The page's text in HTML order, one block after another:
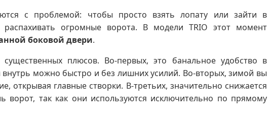
с проблемой: чтобы просто взять лопату или зайти в
распахивать огромные ворота. В модели TRIO этот момент
боковой двери.
плюсов. Во-первых, это банальное удобство в
можно быстро и без лишних усилий. Во-вторых, зимой вы
открывая главные створки. В-третьих, значительно снижается
ворот, так как они используются исключительно по прямому